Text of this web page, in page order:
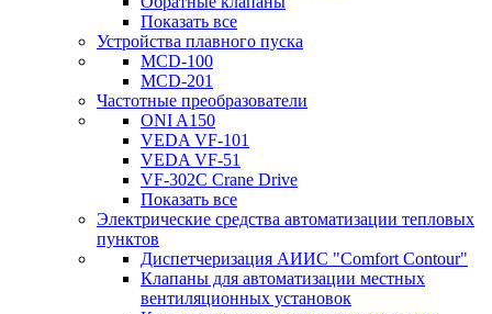
Показать все
Устройства плавного пуска
MCD-100
MCD-201
Частотные преобразователи
ONI A150
VEDA VF-101
VEDA VF-51
VF-302C Crane Drive
Показать все
Электрические средства автоматизации тепловых
пунктов
Диспетчеризация АИИС "Comfort Contour"
Клапаны для автоматизации местных
вентиляционных установок